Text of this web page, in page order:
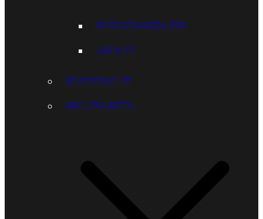
REISEVERANSTALTER
AIRLINES
REISEBERICHTE
KREUZFAHRTEN